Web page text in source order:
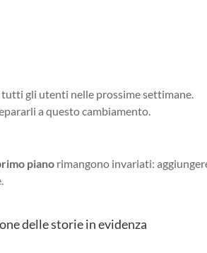
gli utenti nelle prossime settimane.
a questo cambiamento.
piano rimangono invariati:
delle storie in evidenza